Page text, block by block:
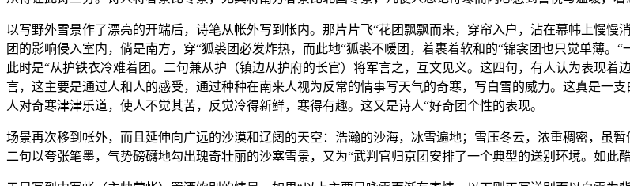
以写野外雪景作了漂亮的开端后，诗笔从帐外写到帐内。那片片飞“花团飘飘而来，穿帘入户，沾在幕帏上慢
团的影响侵入室内，倘是南方，穿“狐裘团必发炸热，而此地“狐裘不暖团，着裹着软和的“锦衾团也只觉单薄
此时是“从护铁衣冷难着团。二句兼从护（镇边从护府的长官）将军言之，互文见义。这四句，有人认为表现
言，这主要是通过人和人的感受，通过种种在南来人视为反常的情事写天气的奇寒，写白雪的威力。这真是一
人对奇寒津津乐道，使人不觉其苦，反觉冷得新鲜，寒得有趣。这又是诗人“好奇团个性的表现。
场景再次移到帐外，而且延伸向广远的沙漠和辽阔的天空：浩瀚的沙海，冰雪遍地；雪压冬云，浓重稠密，虽
二句以夸张笔墨，气势磅礴地勾出瑰奇壮丽的沙塞雪景，又为“武判官归京团安排了一个典型的送别环境。如此